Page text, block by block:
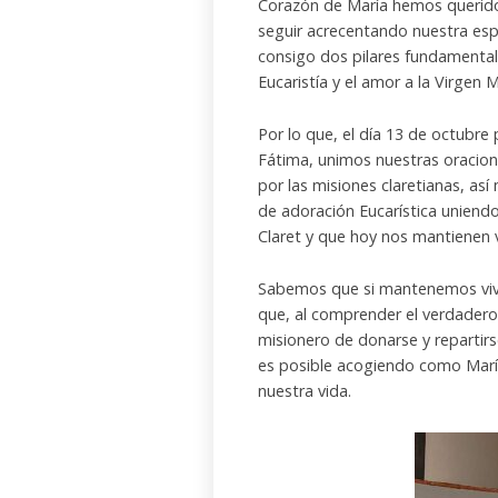
Corazón de María hemos
seguir acrecentando nuestra
consigo dos pilares
Eucaristía y el amor a la Virgen
Por lo que, el día 13 de
Fátima, unimos nuestras
por las misiones claretianas,
de adoración Eucarística
Claret y que hoy nos
Sabemos que si mantenemos
que, al comprender el
misionero de donarse y
es posible acogiendo como
nuestra vida.